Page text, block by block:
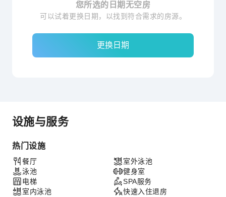
您所选的日期无空房
可以试着更换日期，以找到符合需求的房源。
更换日期
设施与服务
热门设施
餐厅
泳池
电梯
室内泳池
室外泳池
健身室
SPA服务
快速入住退房